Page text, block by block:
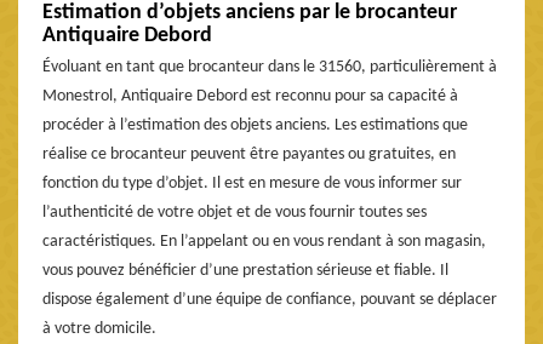
Estimation d’objets anciens par le brocanteur
Antiquaire Debord
Évoluant en tant que brocanteur dans le 31560, particulièrement à
Monestrol, Antiquaire Debord est reconnu pour sa capacité à
procéder à l’estimation des objets anciens. Les estimations que
réalise ce brocanteur peuvent être payantes ou gratuites, en
fonction du type d’objet. Il est en mesure de vous informer sur
l’authenticité de votre objet et de vous fournir toutes ses
caractéristiques. En l’appelant ou en vous rendant à son magasin,
vous pouvez bénéficier d’une prestation sérieuse et fiable. Il
dispose également d’une équipe de confiance, pouvant se déplacer
à votre domicile.